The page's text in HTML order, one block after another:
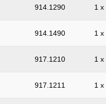
914.1290 1 x
914.1490 1 x
917.1210 1 x
917.1211 1 x